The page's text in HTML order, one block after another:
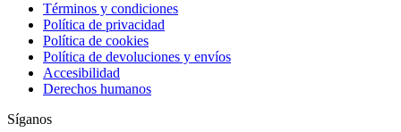
Términos y condiciones
Política de privacidad
Política de cookies
Política de devoluciones y envíos
Accesibilidad
Derechos humanos
Síganos